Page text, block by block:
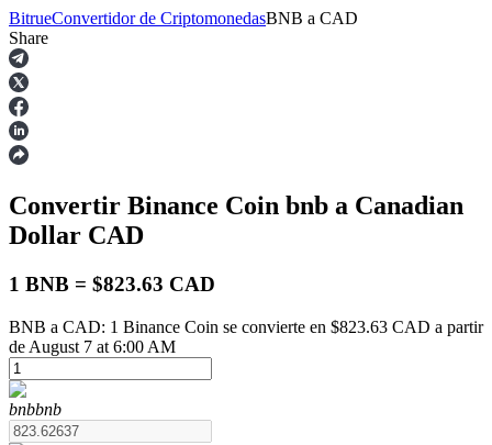
Futuros
Futuros del USDT
BitrueConvertidor de CriptomonedasBNB a CAD
Share
Convertir Binance Coin bnb a Canadian
Dollar CAD
1 BNB = $823.63 CAD
BNB a CAD: 1 Binance Coin se convierte en $823.63 CAD a partir
de August 7 at 6:00 AM
bnbbnb